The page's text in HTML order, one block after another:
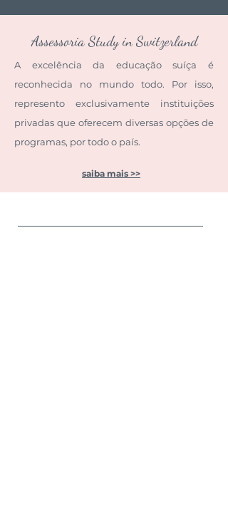
Assessoria Study in Switzerland
A excelência da educação suíça é
reconhecida no mundo todo. Por isso,
represento exclusivamente instituições
privadas que oferecem diversas opções de
programas, por todo o país.
saiba mais >>